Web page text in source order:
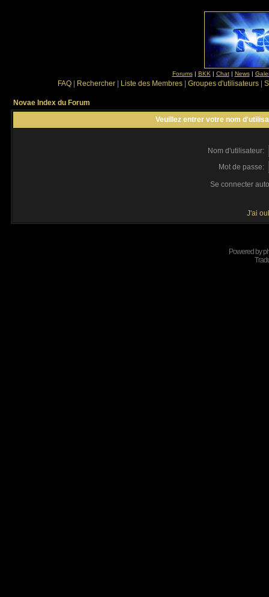
Forums| BKK | Chat| News|
FAQ Rechercher Liste des Membres Groupes d'utilisateurs
Novae Index du Forum
Veuillez entrer votre nom
Nom d'utilisateur:
Mot de passe:
Se connecter
J'ai
Powered by